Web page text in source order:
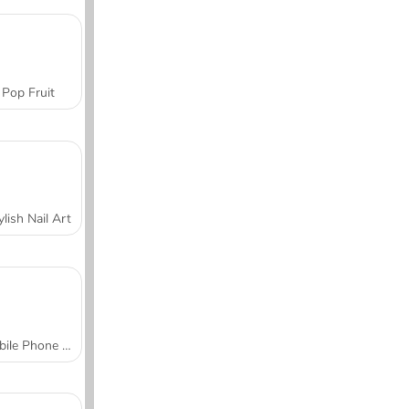
Pop Fruit
Nail Art
Mobile Phone Case Design & DIY